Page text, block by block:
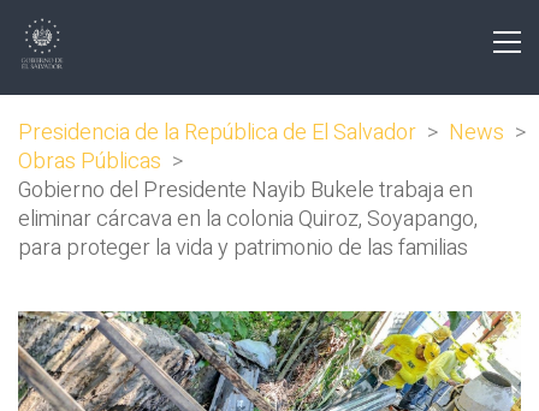
Presidencia de la República de El Salvador > News >
Obras Públicas >
Gobierno del Presidente Nayib Bukele trabaja en
eliminar cárcava en la colonia Quiroz, Soyapango,
para proteger la vida y patrimonio de las familias